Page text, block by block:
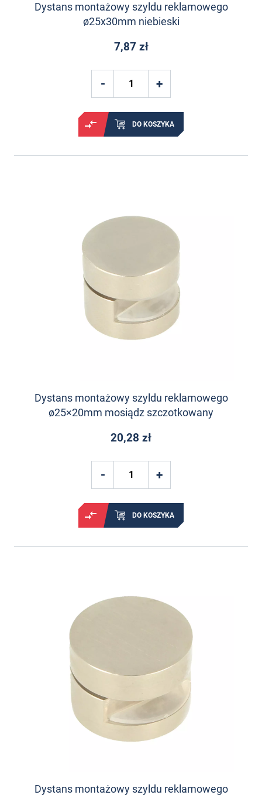
Dystans montażowy szyldu reklamowego
ø25x30mm niebieski
7,87 zł
DO KOSZYKA
Dystans montażowy szyldu reklamowego
ø25×20mm mosiądz szczotkowany
20,28 zł
DO KOSZYKA
Dystans montażowy szyldu reklamowego